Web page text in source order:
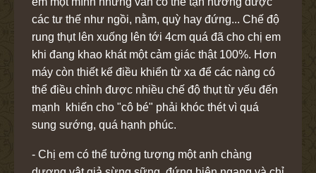
các tư thế như ngồi, nằm, quỳ hay đứng... Chế độ
rung thụt lên xuống lên tới 4cm quá đã cho chị em
khi đang khao khát một cảm giác thật 100%. Hơn
máy còn thiết kế điều khiển từ xa để các nàng có
thể điều chỉnh được nhiều chế độ thụt từ yếu đến
mạnh khiến cho "cô bé" phải khóc thét vì quá
sung sướng, quá hạnh phúc.
- Chị em có thể tưởng tượng một anh chàng